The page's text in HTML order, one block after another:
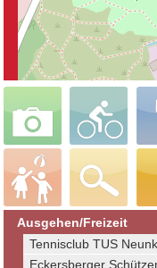
Ausgehen/Freizeit
Tennisclub TUS
Eckersberger